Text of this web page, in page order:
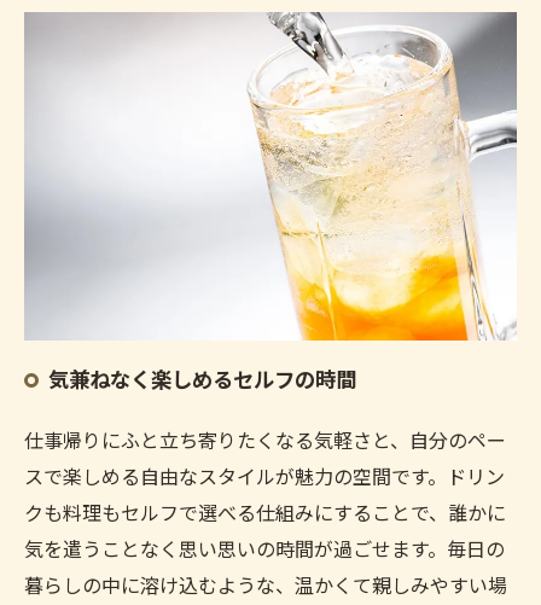
気兼ねなく楽しめるセルフの時間
仕事帰りにふと立ち寄りたくなる気軽さと、自分のペー
スで楽しめる自由なスタイルが魅力の空間です。ドリン
クも料理もセルフで選べる仕組みにすることで、誰かに
気を遣うことなく思い思いの時間が過ごせます。毎日の
暮らしの中に溶け込むような、温かくて親しみやすい場